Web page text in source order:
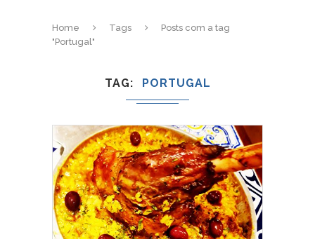
Home Tags
Posts com a tag
"Portugal"
TAG PORTUGAL